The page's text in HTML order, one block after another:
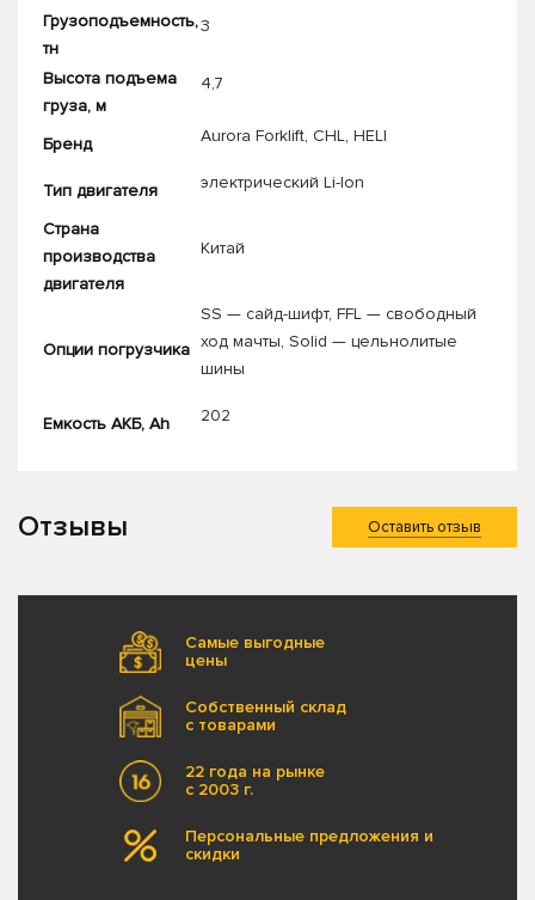
Грузоподъемность,
тн
3
Высота подъема
груза, м
4,7
Бренд Aurora Forklift, CHL, HELI
Тип двигателя электрический Li-Ion
Страна
производства
двигателя
Китай
Опции погрузчика
SS — сайд-шифт, FFL — свободный
ход мачты, Solid — цельнолитые
шины
Емкость АКБ, Ah 202
Отзывы Оставить отзыв
Самые выгодные
цены
Собственный склад
с товарами
22 года на рынке
с 2003 г.
Персональные предложения и
скидки